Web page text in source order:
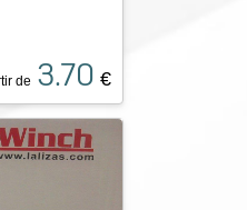
de 3.70 €